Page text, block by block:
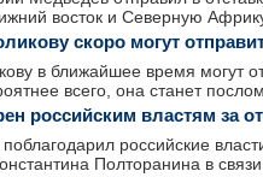
восток и Северную
скоро могут
в ближайшее время могут
всего, она станет
российским властям за
российские
Полторанина в